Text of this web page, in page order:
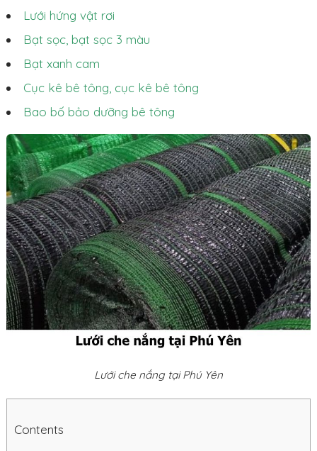
Lưới hứng vật rơi
Bạt sọc, bạt sọc 3 màu
Bạt xanh cam
Cục kê bê tông, cục kê bê tông
Bao bố bảo dưỡng bê tông
Lưới che nắng tại Phú Yên
Contents